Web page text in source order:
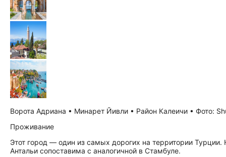
Ворота Адриана • Минарет Йивли • Район Калеичи • Фото:
Проживание
Этот город — один из самых дорогих на территории
Антальи сопоставима с аналогичной в Стамбуле.